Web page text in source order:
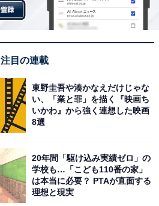
注目の連載
東野圭吾や湊かなえだけじゃな
い、「業と罪」を描く『映画ち
いかわ』から強く連想した映画
8選
20年間「駆け込み実績ゼロ」の
学校も…「こども110番の家」
は本当に必要？ PTAが直面する
理想と現実